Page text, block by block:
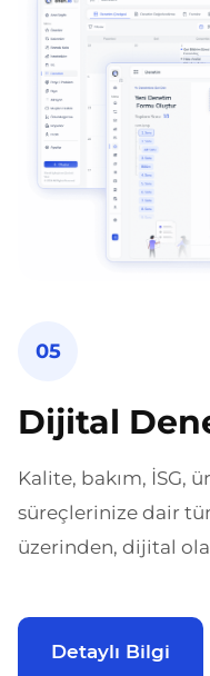
05
Dijital
Kalite, bakım, İSG,
süreçlerinize dair
üzerinden, dijital
Detaylı Bilgi